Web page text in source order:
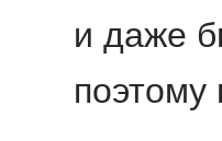
и даже
поэтому